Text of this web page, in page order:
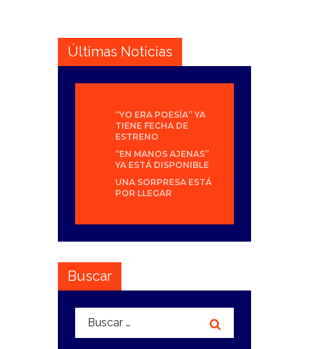
Últimas Noticias
“YO ERA POESÍA” YA
TIENE FECHA DE
ESTRENO
“EN MANOS AJENAS”
YA ESTÁ DISPONIBLE
UNA SORPRESA ESTÁ
POR LLEGAR
Buscar
Buscar: